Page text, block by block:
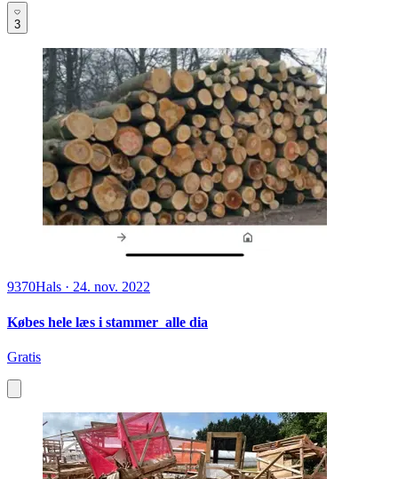
3
9370Hals · 24. nov. 2022
Købes hele læs i stammer alle dia
Gratis